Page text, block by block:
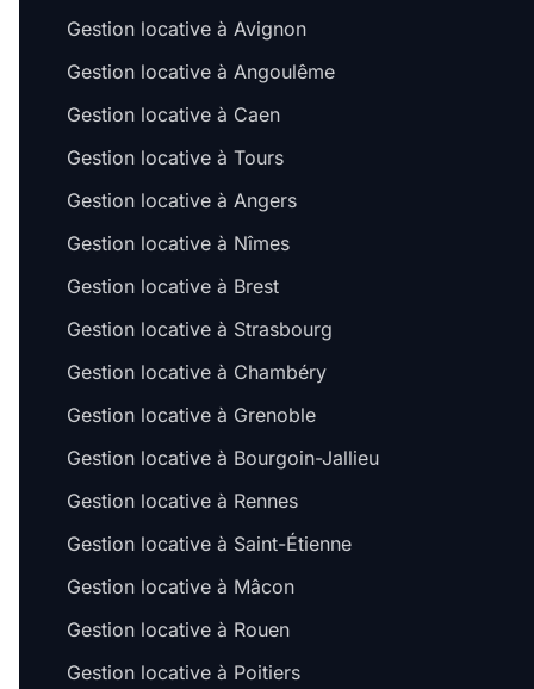
Gestion locative à Avignon
Gestion locative à Angoulême
Gestion locative à Caen
Gestion locative à Tours
Gestion locative à Angers
Gestion locative à Nîmes
Gestion locative à Brest
Gestion locative à Strasbourg
Gestion locative à Chambéry
Gestion locative à Grenoble
Gestion locative à Bourgoin-Jallieu
Gestion locative à Rennes
Gestion locative à Saint-Étienne
Gestion locative à Mâcon
Gestion locative à Rouen
Gestion locative à Poitiers